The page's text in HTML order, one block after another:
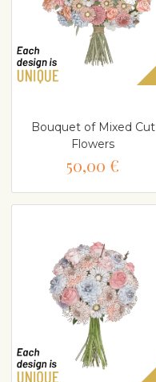
Bouquet of Mixed Cut
Flowers
50,00 €